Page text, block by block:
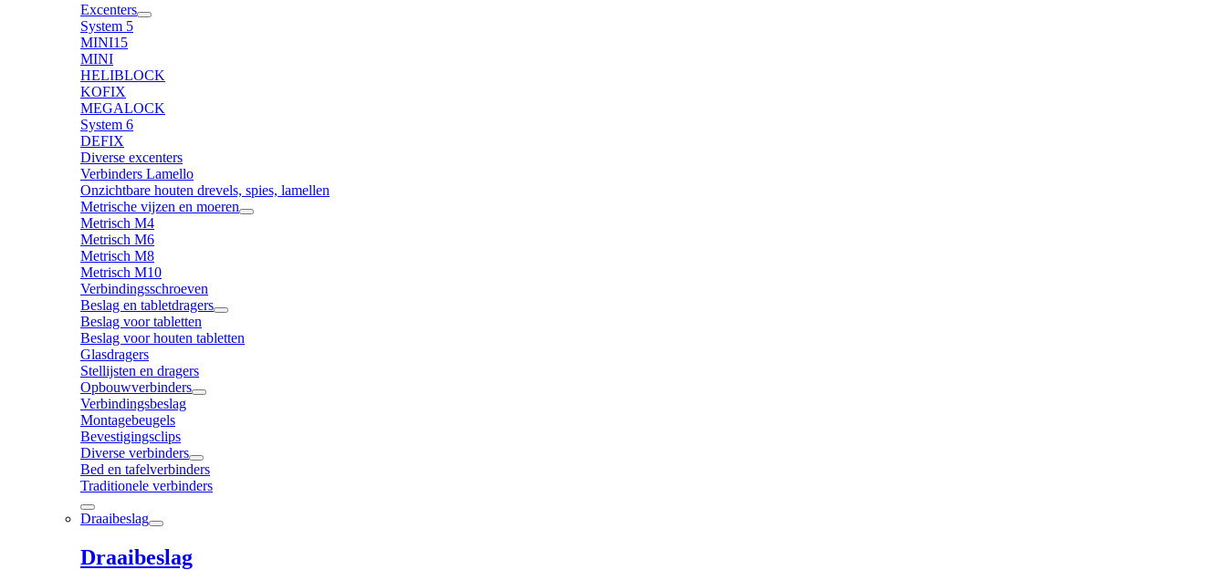
Excenters
System 5
MINI15
MINI
HELIBLOCK
KOFIX
MEGALOCK
System 6
DEFIX
Diverse excenters
Verbinders Lamello
Onzichtbare houten drevels, spies, lamellen
Metrische vijzen en moeren
Metrisch M4
Metrisch M6
Metrisch M8
Metrisch M10
Verbindingsschroeven
Beslag en tabletdragers
Beslag voor tabletten
Beslag voor houten tabletten
Glasdragers
Stellijsten en dragers
Opbouwverbinders
Verbindingsbeslag
Montagebeugels
Bevestigingsclips
Diverse verbinders
Bed en tafelverbinders
Traditionele verbinders
Draaibeslag
Draaibeslag